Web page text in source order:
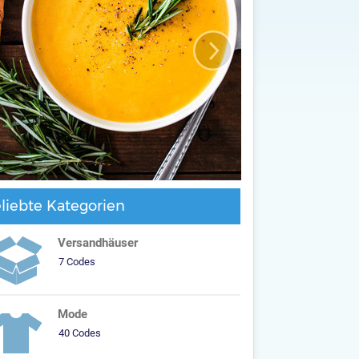
Kategorien
Versandhäuser
7 Codes
Mode
40 Codes